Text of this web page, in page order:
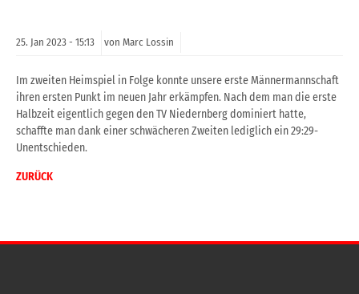
25. Jan 2023 - 15:13 von Marc Lossin
Im zweiten Heimspiel in Folge konnte unsere erste Männermannschaft
ihren ersten Punkt im neuen Jahr erkämpfen. Nach dem man die erste
Halbzeit eigentlich gegen den TV Niedernberg dominiert hatte,
schaffte man dank einer schwächeren Zweiten lediglich ein 29:29-
Unentschieden.
ZURÜCK